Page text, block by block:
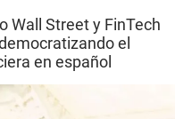
Wall Street y FinTech
el
en español